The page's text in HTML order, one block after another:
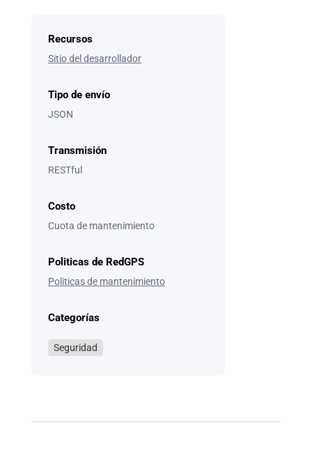
Recursos
Sitio del desarrollador
Tipo de envío
JSON
Transmisión
RESTful
Costo
Cuota de mantenimiento
Politicas de RedGPS
Politicas de mantenimiento
Categorías
Seguridad